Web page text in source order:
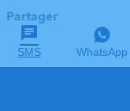
Partager
SMS WhatsApp